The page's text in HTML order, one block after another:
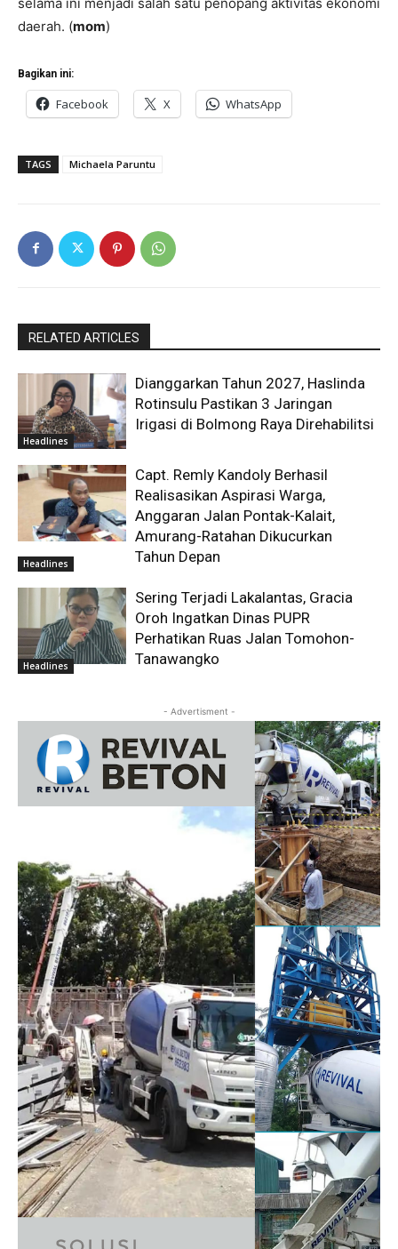
daerah. (mom)
Bagikan ini:
Facebook X WhatsApp
TAGS Michaela Paruntu
RELATED ARTICLES
Headlines
Dianggarkan Tahun 2027, Haslinda
Rotinsulu Pastikan 3 Jaringan
Irigasi di Bolmong Raya Direhabilitsi
Headlines
Capt. Remly Kandoly Berhasil
Realisasikan Aspirasi Warga,
Anggaran Jalan Pontak-Kalait,
Amurang-Ratahan Dikucurkan
Tahun Depan
Headlines
Sering Terjadi Lakalantas, Gracia
Oroh Ingatkan Dinas PUPR
Perhatikan Ruas Jalan Tomohon-
Tanawangko
- Advertisment -